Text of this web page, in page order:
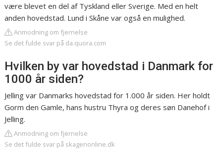
være blevet en del af Tyskland eller Sverige. Med en helt
anden hovedstad. Lund i Skåne var også en mulighed.
Anmodning om fjernelse
Se det fulde svar på da.quora.com
Hvilken by var hovedstad i Danmark for
1000 år siden?
Jelling var Danmarks hovedstad for 1.000 år siden. Her holdt
Gorm den Gamle, hans hustru Thyra og deres søn Danehof i
Jelling.
Anmodning om fjernelse
Se det fulde svar på skagenonline.dk